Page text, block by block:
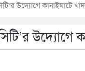
উদ্যোগে কানাইঘাটে
উদ্যোগে